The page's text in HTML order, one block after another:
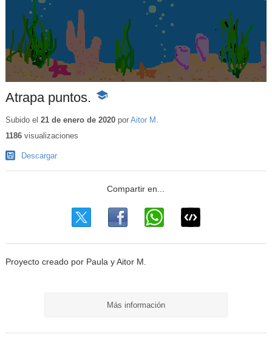
Atrapa puntos.
-
educativo
Subido el 21 de enero de 2020por Aitor M.
1186visualizaciones
Descargar
Proyecto creado por Paula y Aitor M.
Más información